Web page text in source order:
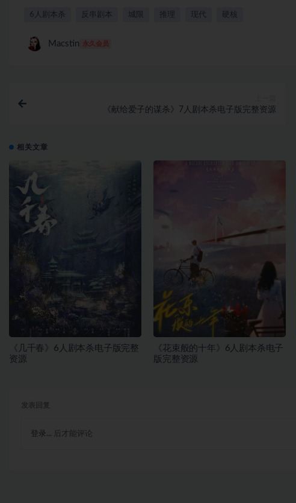
6人剧本杀 反串剧本 城限 推理 现代 硬核
Macstin 永久会员
《献给爱子的谋杀》7人剧本杀电子版完整资源
相关文章
《几千春》6人剧本杀电子版完整
资源
《花束般的十年》6人剧本杀电子
版完整资源
登录... 后才能评论